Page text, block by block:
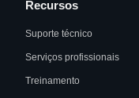
Recursos
Suporte técnico
Serviços profissionais
Treinamento